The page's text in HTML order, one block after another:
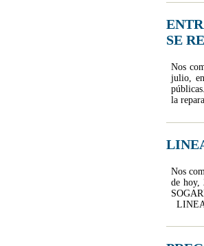
SE
Nos
julio,
la
Nos
de hoy,
LINEA